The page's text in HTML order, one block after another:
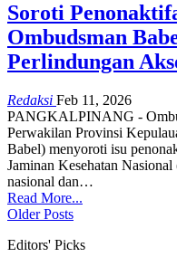
Soroti
Ombudsman
Perlindungan
Redaksi Feb 11, 2026
PANGKALPINANG -
Perwakilan Provinsi
Babel) menyoroti isu
Jaminan Kesehatan
nasional dan…
Read More...
Older Posts
Editors' Picks